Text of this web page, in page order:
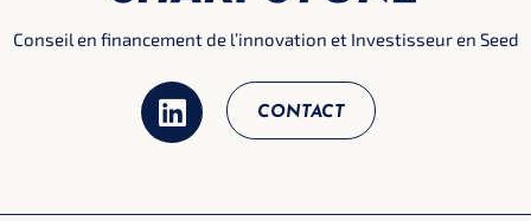
Conseil en financement de l’innovation et Investisseur en Seed
CONTACT